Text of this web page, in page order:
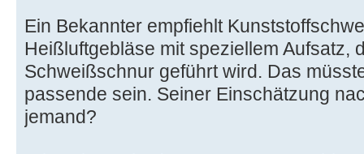
Ein Bekannter empfiehlt
Heißluftgebläse mit speziellem Aufsatz,
Schweißschnur geführt wird. Das
passende sein. Seiner Einschätzung
jemand?